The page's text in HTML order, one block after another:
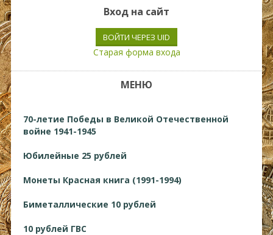
Вход на сайт
ВОЙТИ ЧЕРЕЗ UID
Старая форма входа
МЕНЮ
70-летие Победы в Великой Отечественной
войне 1941-1945
Юбилейные 25 рублей
Монеты Красная книга (1991-1994)
Биметаллические 10 рублей
10 рублей ГВС